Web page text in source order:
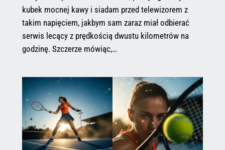
kubek mocnej kawy i siadam przed telewizorem z
takim napięciem, jakbym sam zaraz miał odbierać
serwis lecący z prędkością dwustu kilometrów na
godzinę. Szczerze mówiąc,…